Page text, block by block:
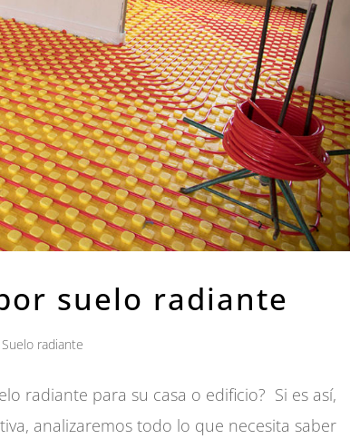
suelo radiante
Suelo radiante
radiante para su casa o edificio? Si es así,
analizaremos todo lo que necesita saber